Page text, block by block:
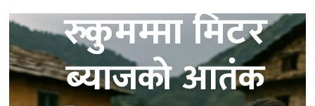
विज्ञान
प्रविधि
खेलकुद
अन्य